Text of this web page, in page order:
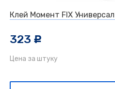
Клей Момент FIX
323 c
Цена за штуку